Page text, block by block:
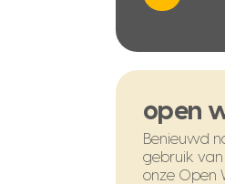
open
Benieuwd
gebruik
onze Open